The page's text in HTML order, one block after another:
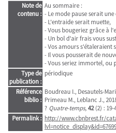
Note de
contenu :
Au sommaire :
- Le mode pause serait
- L'entraide serait muette,
- Vous bougeriez grâce à
- Un bol d'air frais vous
- Vos amours s'étaleraient
- Il vous pousserait de
- Vous seriez immortel, ou
Type de
publication :
périodique
Référence
biblio :
Boudreau I., Desautels-
Primeau M., Leblanc J.,
? Quatre-temps,42(2) : 19-
Permalink : http://www.cbnbrest.fr/